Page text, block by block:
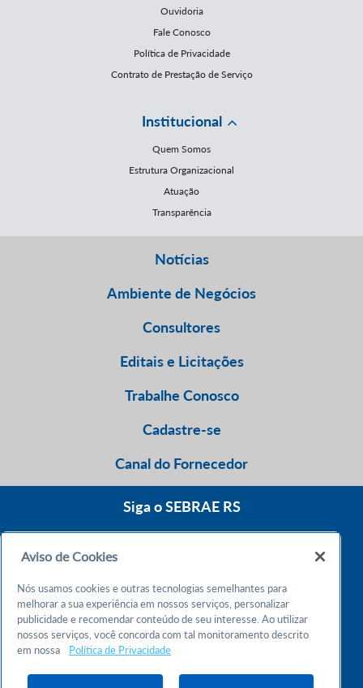
Ouvidoria
Fale Conosco
Política de Privacidade
Contrato de Prestação de Serviço
Institucional
Quem Somos
Estrutura Organizacional
Atuação
Transparência
Notícias
Ambiente de Negócios
Consultores
Editais e Licitações
Trabalhe Conosco
Cadastre-se
Canal do Fornecedor
Siga o SEBRAE RS
Atendimento 24h
Chame no WhatsApp
Aviso de Cookies
Nós usamos cookies e outras tecnologias semelhantes para
melhorar a sua experiência em nossos serviços, personalizar
publicidade e recomendar conteúdo de seu interesse. Ao utilizar
nossos serviços, você concorda com tal monitoramento descrito
em nossa
Política de Privacidade